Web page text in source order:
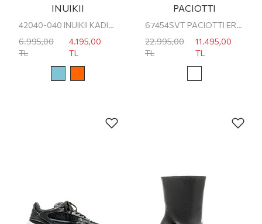
INUIKII
42040-040 INUIKII KADIN ELDİVEN
6.995,00
TL
4.195,00
TL
PACIOTTI
67454SVT PACIOTTI ERKEK SNEAKER
22.995,00
TL
11.495,00
TL